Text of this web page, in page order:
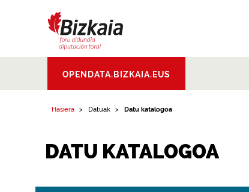
Aldundia.Diputacion
Foral de Bizkaia
OPENDATA.BIZKAIA.EUS
Hasiera Datuak Datu katalogoa
DATU KATALOGOA